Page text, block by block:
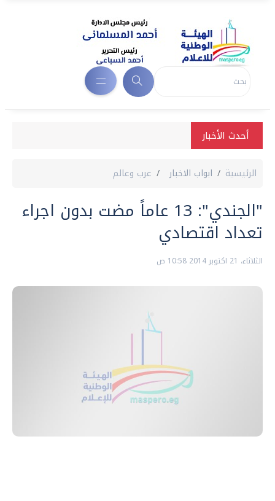
أحدث الأخبار
الرئيسية ابواب الاخبار عرب وعالم
"الجندي": 13 عاماً مضت بدون اجراء
تعداد اقتصادي
الثلاثاء، 21 اكتوبر 2014 10:58 ص